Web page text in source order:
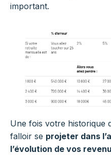
important.
Une fois votre historique
falloir se projeter dans
l’évolution de vos